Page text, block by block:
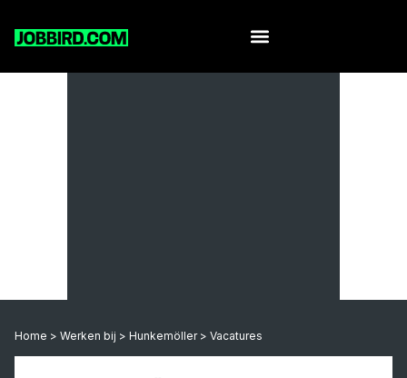
Home > Werken bij > Hunkemöller> Vacatures